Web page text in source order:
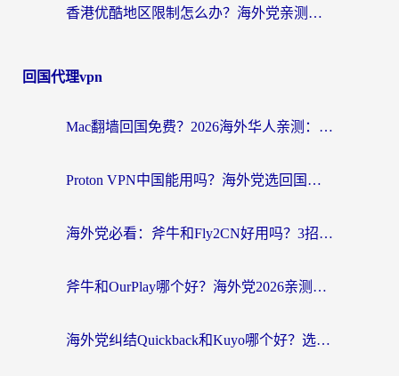
香港优酷地区限制怎么办？海外党亲测有效的追剧解决方案
回国代理vpn
Mac翻墙回国免费？2026海外华人亲测：从CCTV5直播到国内APP，这样选加速器才靠谱
Proton VPN中国能用吗？海外党选回国加速器的避坑指南（附番茄加速器实测）
海外党必看：斧牛和Fly2CN好用吗？3招教你选对回国加速器（附免费试用攻略）
斧牛和OurPlay哪个好？海外党2026亲测：选对加速器，国内资源秒加载
海外党纠结Quickback和Kuyo哪个好？选对回国加速器才能无缝刷国内资源